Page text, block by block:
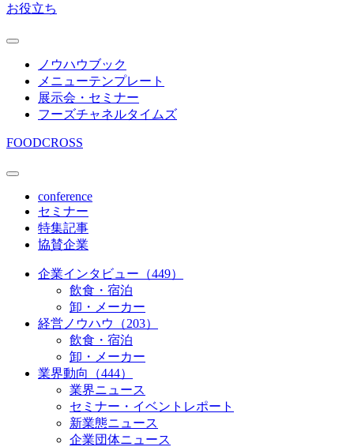
お役立ち
ノウハウブック
メニューテンプレート
展示会・セミナー
フーズチャネルタイムズ
FOODCROSS
conference
セミナー
特集記事
協賛企業
企業インタビュー（449）
飲食・宿泊
卸・メーカー
経営ノウハウ（203）
飲食・宿泊
卸・メーカー
業界動向（444）
業界ニュース
セミナー・イベントレポート
新業態ニュース
企業団体ニュース